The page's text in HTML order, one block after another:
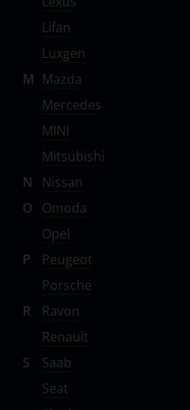
Lifan
Luxgen
M Mazda
Mercedes
MINI
Mitsubishi
N
Nissan
O
Omoda
Opel
P
Peugeot
Porsche
R
Ravon
Renault
S
Saab
Seat